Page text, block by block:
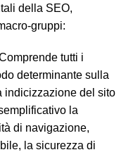
della SEO,
gruppi:
tutti i
determinante sulla
indicizzazione del sito
la
di navigazione,
la sicurezza di